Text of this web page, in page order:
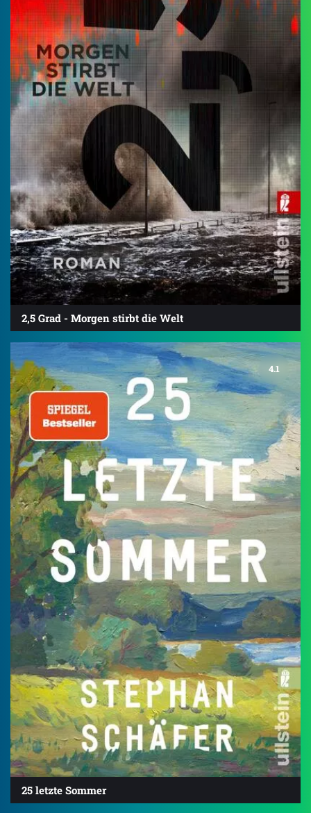
2,5 Grad - Morgen stirbt die Welt
4.1
25 letzte Sommer